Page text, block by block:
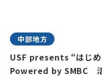
中部地方
USF presents “はじ
Powered by SMBC